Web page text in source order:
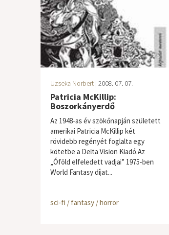
Uzseka Norbert| 2008. 07. 07.
Patricia McKillip:
Boszorkányerdő
Az 1948-as év szökőnapján született
amerikai Patricia McKillip két
rövidebb regényét foglalta egy
kötetbe a Delta Vision Kiadó.Az
„Óföld elfeledett vadjai” 1975-ben
World Fantasy díjat...
sci-fi / fantasy / horror